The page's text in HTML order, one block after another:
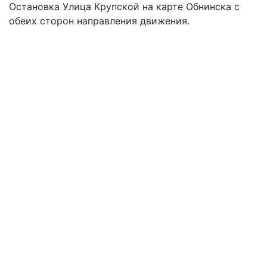
Остановка Улица Крупской на карте Обнинска с
обеих сторон направления движения.